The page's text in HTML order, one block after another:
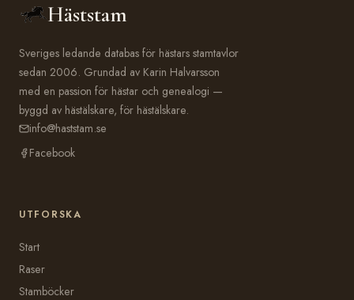
Häststam
Sveriges ledande databas för hästars stamtavlor
sedan 2006. Grundad av Karin Halvarsson
med en passion för hästar och genealogi —
byggd av hästälskare, för hästälskare.
info@haststam.se
Facebook
UTFORSKA
Start
Raser
Stamböcker